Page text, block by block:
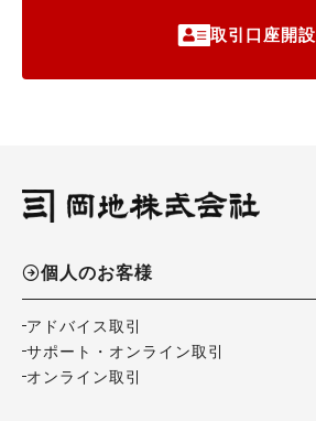
取引口座開設
個人のお客様
アドバイス取引
サポート・オンライン取引
オンライン取引